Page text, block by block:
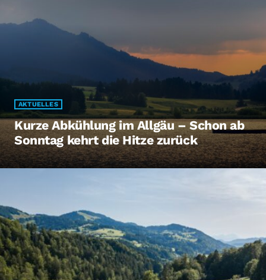
AKTUELLES
Kurze Abkühlung im Allgäu – Schon ab
Sonntag kehrt die Hitze zurück